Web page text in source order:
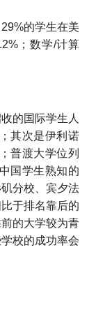
的学生在美
；数学/计算
的国际学生人
其次是伊利诺
普渡大学位列
国学生熟知的
分校、宾夕法
于排名靠后的
的大学较为青
校的成功率会